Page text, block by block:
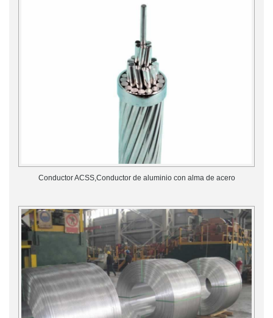
Conductor ACSS,Conductor de aluminio con alma de acero